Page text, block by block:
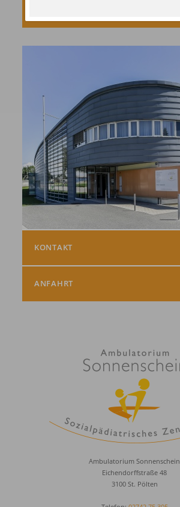
KONTAKT
ANFAHRT
Ambulatorium Sonnenschein
Eichendorffstraße 48
3100 St. Pölten